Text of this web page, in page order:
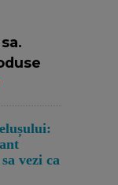
vezi ca